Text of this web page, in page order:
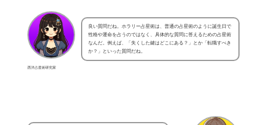
西洋占星術研究家
良い質問だね。ホラリー占星術は、普通の占星術のように誕生日で
性格や運命を占うのではなく、具体的な質問に答えるための占星術
なんだ。例えば、「失くした鍵はどこにある？」とか「転職すべき
か？」といった質問だね。